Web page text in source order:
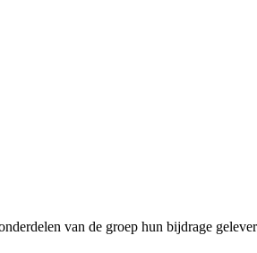
van de groep hun bijdrage